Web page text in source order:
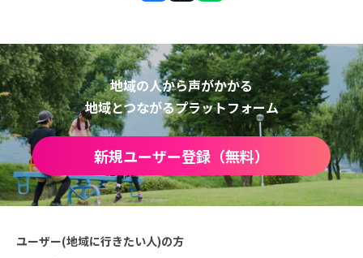
地域の人から声がかかる
地域とつながるプラットフォーム
新規ユーザー登録（無料）
ユーザー(地域に行きたい人)の方